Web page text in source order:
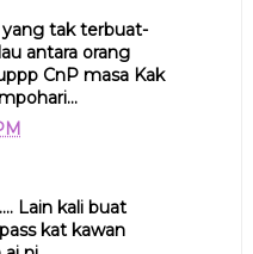
yang tak terbuat-
antara orang
CnP masa Kak
Lain kali buat
kat kawan